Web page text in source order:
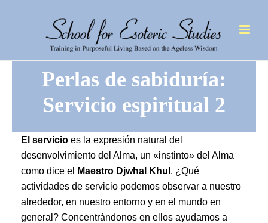
Perlas de sabiduría:
Servicio espiritual 2
El servicio es la expresión natural del
desenvolvimiento del Alma, un «instinto» del Alma
como dice el
Maestro Djwhal Khul . ¿Qué
actividades de servicio podemos observar a nuestro
alrededor, en nuestro entorno y en el mundo en
general? Concentrándonos en ellos ayudamos a